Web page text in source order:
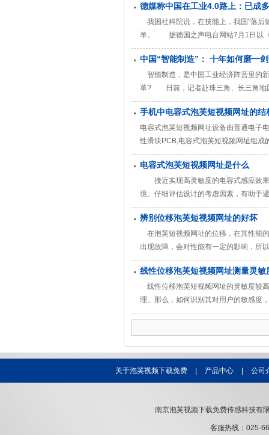
合我国国情的智能
德媒称中国在工业4.0路上：已成
我国社科院说，在技能上，我国"落后
羊。 据德国之声电台网站7月1日以《
经济动力。《法兰克福报告》称，广东
础上。但如今我国劳动力越来越少、越
中国“智能制造”： 十年如何磨一剑
智能制造，是中国工业经济阵营里的
革? 日前，记者赴珠三角、长三角地区
制造给工业转型升级带来的活力与机
国制造标杆的城市，刚刚启动一项转型
手机中电容式泡芙短视频网址的结
电容式泡芙短视频网址设备由普通电子
性滑块PCB,电容式泡芙短视频网址组
的电容传感器，通常在一个典型值为
以测量电容变化3%电路。 一个典型
电容式泡芙短视频网址是什么
接近实现高灵敏度的电容式感应效果
境。仔细评估设计的考虑因素，有助于
介绍了一些常见的应用程序关闭传感
互操作界面，用户不需要触摸界面控制
辨别位移泡芙短视频网址的好坏
在泡芙短视频网址的位移，在其性能
出现故障，会对性能有一定的影响，
的原理，因为即使是同一物理量的测量
(模拟或数字信号)，测量方法(直接测
线性位移泡芙短视频网址测量灵敏
线性位移泡芙短视频网址的灵敏度较
理。那么，如何识别其对用户的敏感
高，稳定性好，对环境有很强的适应能
关于泡芙视频下载免费 产品中心 公司
南京泡芙视频下载免费传感科技有
客服热线：025-